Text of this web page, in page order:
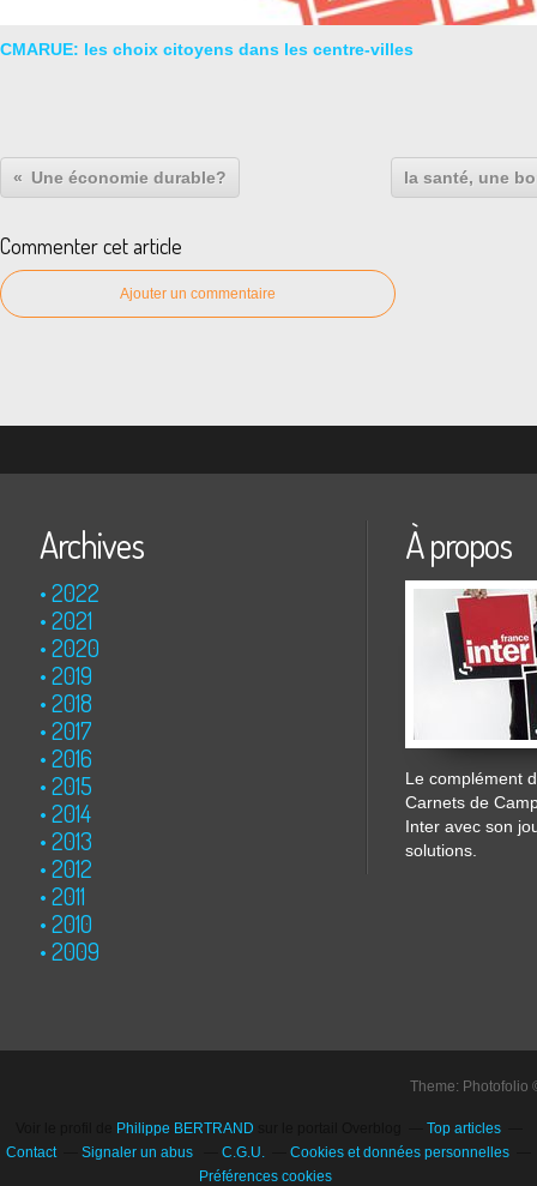
CMARUE: les choix citoyens dans les centre-villes
Une économie durable? la santé, une
Commenter cet article
Ajouter un commentaire
Archives
2022
2021
2020
2019
2018
2017
2016
2015
2014
2013
2012
2011
2010
2009
À propos
Le complément
Carnets de
Inter avec son
solutions.
Theme:
Philippe BERTRAND
Top articles
Contact
Signaler un abus C.G.U.
Cookies et données personnelles
Préférences cookies